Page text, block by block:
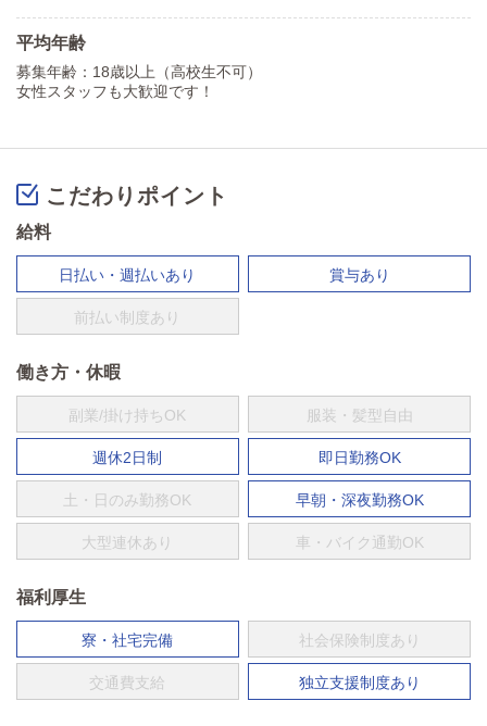
平均年齢
募集年齢：18歳以上（高校生不可）
女性スタッフも大歓迎です！
こだわりポイント
給料
日払い・週払いあり 賞与あり
前払い制度あり
働き方・休暇
副業/掛け持ちOK 服装・髪型自由
週休2日制 即日勤務OK
土・日のみ勤務OK 早朝・深夜勤務OK
大型連休あり 車・バイク通勤OK
福利厚生
寮・社宅完備 社会保険制度あり
交通費支給 独立支援制度あり